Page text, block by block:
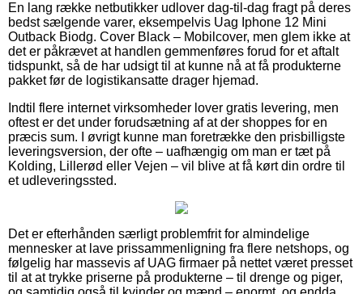
En lang række netbutikker udlover dag-til-dag fragt på deres
bedst sælgende varer, eksempelvis Uag Iphone 12 Mini
Outback Biodg. Cover Black – Mobilcover, men glem ikke at
det er påkrævet at handlen gemmenføres forud for et aftalt
tidspunkt, så de har udsigt til at kunne nå at få produkterne
pakket før de logistikansatte drager hjemad.
Indtil flere internet virksomheder lover gratis levering, men
oftest er det under forudsætning af at der shoppes for en
præcis sum. I øvrigt kunne man foretrække den prisbilligste
leveringsversion, der ofte – uafhængig om man er tæt på
Kolding, Lillerød eller Vejen – vil blive at få kørt din ordre til
et udleveringssted.
Det er efterhånden særligt problemfrit for almindelige
mennesker at lave prissammenligning fra flere netshops, og
følgelig har massevis af UAG firmaer på nettet været presset
til at at trykke priserne på produkterne – til drenge og piger,